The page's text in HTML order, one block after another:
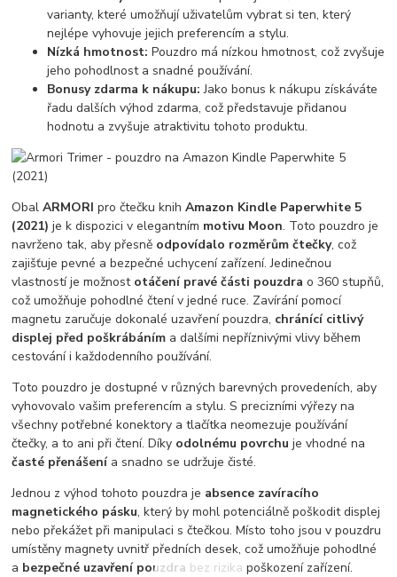
varianty, které umožňují uživatelům vybrat si ten, který
nejlépe vyhovuje jejich preferencím a stylu.
Nízká hmotnost: Pouzdro má nízkou hmotnost, což zvyšuje
jeho pohodlnost a snadné používání.
Bonusy zdarma k nákupu: Jako bonus k nákupu získáváte
řadu dalších výhod zdarma, což představuje přidanou
hodnotu a zvyšuje atraktivitu tohoto produktu.
ObalARMORIpro čtečku knihAmazon Kindle Paperwhite 5
(2021) je k dispozici v elegantním motivu Moon. Toto pouzdro je
navrženo tak, aby přesně odpovídalo rozměrům čtečky, což
zajišťuje pevné a bezpečné uchycení zařízení. Jedinečnou
vlastností je možnost otáčení pravé části pouzdra o 360 stupňů,
což umožňuje pohodlné čtení v jedné ruce. Zavírání pomocí
magnetu zaručuje dokonalé uzavření pouzdra, chránící citlivý
displej před poškrábáním a dalšími nepříznivými vlivy během
cestování i každodenního používání.
Toto pouzdro je dostupné v různých barevných provedeních, aby
vyhovovalo vašim preferencím a stylu. S precizními výřezy na
všechny potřebné konektory a tlačítka neomezuje používání
čtečky, a to ani při čtení. Díky odolnému povrchu je vhodné na
časté přenášenía snadno se udržuje čisté.
Jednou z výhod tohoto pouzdra je absence zavíracího
magnetického pásku, který by mohl potenciálně poškodit displej
nebo překážet při manipulaci s čtečkou. Místo toho jsou v pouzdru
umístěny magnety uvnitř předních desek, což umožňuje pohodlné
a bezpečné uzavření pouzdra bez rizika poškození zařízení.